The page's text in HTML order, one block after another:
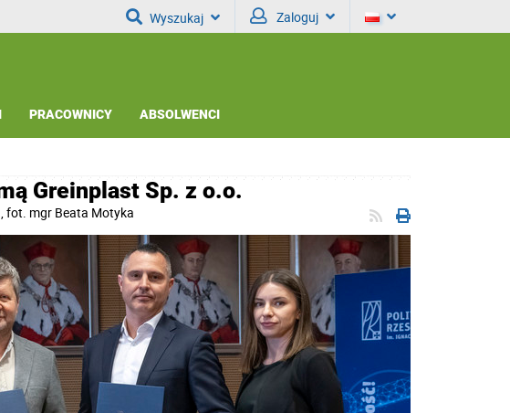
Wyszukaj Zaloguj
PRACOWNICY ABSOLWENCI
Greinplast Sp. z o.o.
fot. mgr Beata Motyka